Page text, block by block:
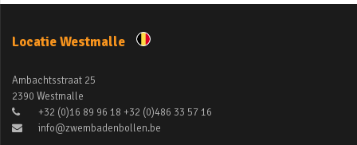
Locatie Westmalle
Ambachtsstraat 25
2390 Westmalle
+32 (0)16 89 96 18 +32 (0)486 33 57 16
info@zwembadenbollen.be